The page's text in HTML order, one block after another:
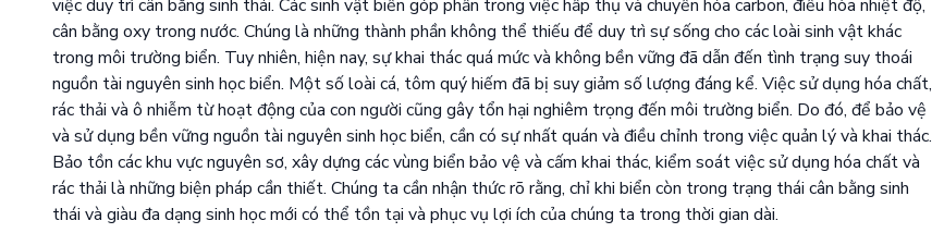
việc duy trì cân bằng sinh thái. Các sinh vật biển góp phần trong việc hấp thụ và chuyển hóa carbon, điều hòa nhiệt độ,
cân bằng oxy trong nước. Chúng là những thành phần không thể thiếu để duy trì sự sống cho các loài sinh vật khác
trong môi trường biển. Tuy nhiên, hiện nay, sự khai thác quá mức và không bền vững đã dẫn đến tình trạng suy thoái
nguồn tài nguyên sinh học biển. Một số loài cá, tôm quý hiếm đã bị suy giảm số lượng đáng kể. Việc sử dụng hóa chất,
rác thải và ô nhiễm từ hoạt động của con người cũng gây tổn hại nghiêm trọng đến môi trường biển. Do đó, để bảo vệ
và sử dụng bền vững nguồn tài nguyên sinh học biển, cần có sự nhất quán và điều chỉnh trong việc quản lý và khai thác.
Bảo tồn các khu vực nguyên sơ, xây dựng các vùng biển bảo vệ và cấm khai thác, kiểm soát việc sử dụng hóa chất và
rác thải là những biện pháp cần thiết. Chúng ta cần nhận thức rõ rằng, chỉ khi biển còn trong trạng thái cân bằng sinh
thái và giàu đa dạng sinh học mới có thể tồn tại và phục vụ lợi ích của chúng ta trong thời gian dài.